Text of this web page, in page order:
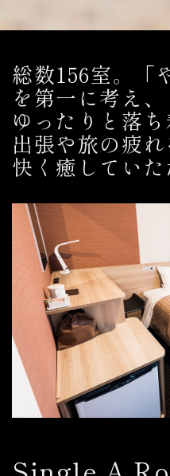
総数156室。「
を第一に考え、
ゆったりと落
出張や旅の疲れ
快く癒していた